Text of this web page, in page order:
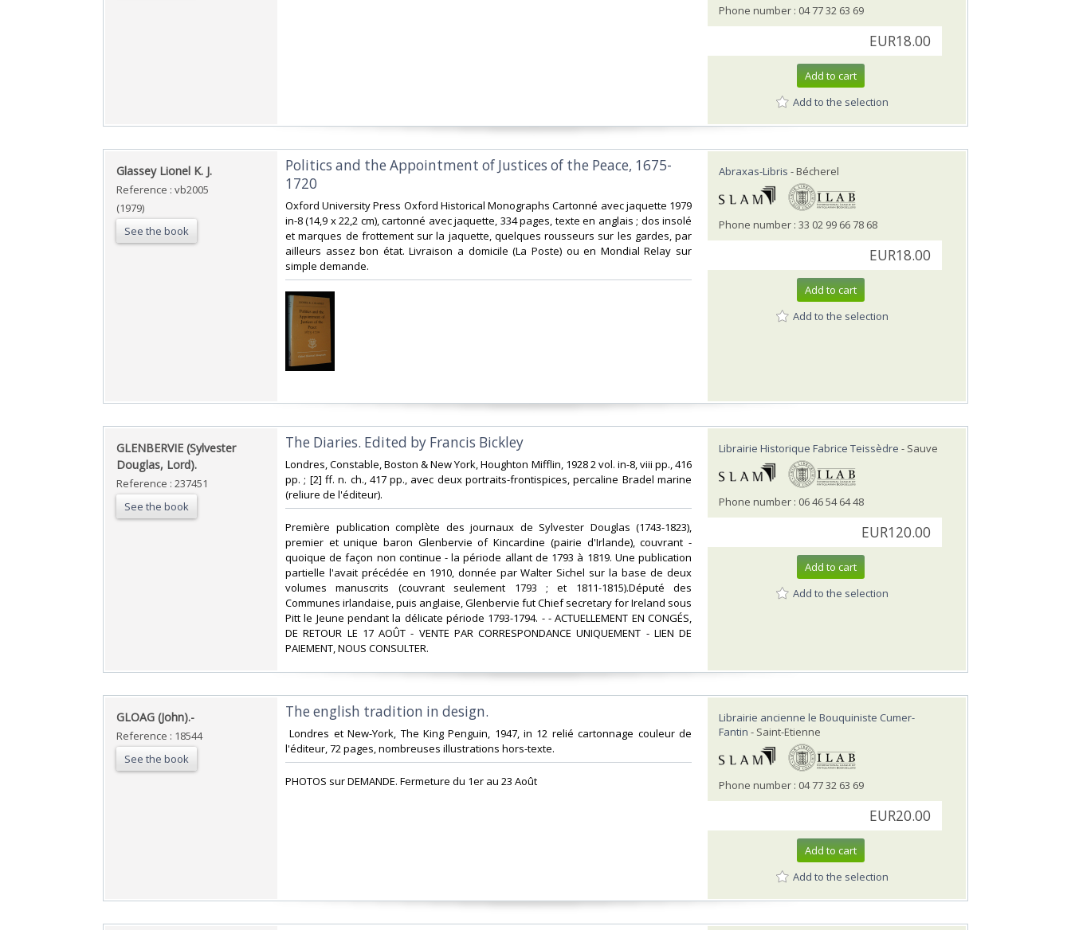
Phone number : 04 77 32 63 69
EUR18.00
Add to cart
Add to the selection
‎Glassey Lionel K. J.‎
Reference : vb2005
(1979)
See the book
‎Politics and the Appointment of Justices of the Peace, 1675-
1720‎
‎Oxford University Press Oxford Historical Monographs Cartonné avec jaquette 1979
in-8 (14,9 x 22,2 cm), cartonné avec jaquette, 334 pages, texte en anglais ; dos insolé
et marques de frottement sur la jaquette, quelques rousseurs sur les gardes, par
ailleurs assez bon état. Livraison a domicile (La Poste) ou en Mondial Relay sur
simple demande.‎
Abraxas-Libris - Bécherel
Phone number : 33 02 99 66 78 68
EUR18.00
Add to cart
Add to the selection
‎GLENBERVIE (Sylvester
Douglas, Lord).‎
Reference : 237451
See the book
‎The Diaries. Edited by Francis Bickley‎
‎Londres, Constable, Boston & New York, Houghton Mifflin, 1928 2 vol. in-8, viii pp., 416
pp. ; [2] ff. n. ch., 417 pp., avec deux portraits-frontispices, percaline Bradel marine
(reliure de l'éditeur). ‎
‎Première publication complète des journaux de Sylvester Douglas (1743-1823),
premier et unique baron Glenbervie of Kincardine (pairie d'Irlande), couvrant -
quoique de façon non continue - la période allant de 1793 à 1819. Une publication
partielle l'avait précédée en 1910, donnée par Walter Sichel sur la base de deux
volumes manuscrits (couvrant seulement 1793 ; et 1811-1815).Député des
Communes irlandaise, puis anglaise, Glenbervie fut Chief secretary for Ireland sous
Pitt le Jeune pendant la délicate période 1793-1794. - - ACTUELLEMENT EN CONGÉS,
DE RETOUR LE 17 AOÛT - VENTE PAR CORRESPONDANCE UNIQUEMENT - LIEN DE
PAIEMENT, NOUS CONSULTER.‎
Librairie Historique Fabrice Teissèdre - Sauve
Phone number : 06 46 54 64 48
EUR120.00
Add to cart
Add to the selection
‎GLOAG (John).-‎
Reference : 18544
See the book
‎The english tradition in design.‎
‎ Londres et New-York, The King Penguin, 1947, in 12 relié cartonnage couleur de
l'éditeur, 72 pages, nombreuses illustrations hors-texte. ‎
‎PHOTOS sur DEMANDE. Fermeture du 1er au 23 Août‎
Librairie ancienne le Bouquiniste Cumer-
Fantin - Saint-Etienne
Phone number : 04 77 32 63 69
EUR20.00
Add to cart
Add to the selection